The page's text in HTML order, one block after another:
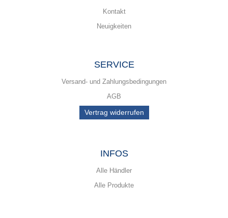
Kontakt
Neuigkeiten
SERVICE
Versand- und Zahlungsbedingungen
AGB
Vertrag widerrufen
INFOS
Alle Händler
Alle Produkte